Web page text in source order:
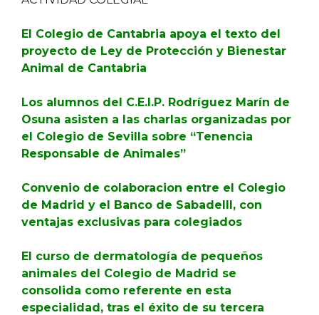
El Colegio de Cantabria apoya el texto del
proyecto de Ley de Protección y Bienestar
Animal de Cantabria
Los alumnos del C.E.I.P. Rodríguez Marín de
Osuna asisten a las charlas organizadas por
el Colegio de Sevilla sobre “Tenencia
Responsable de Animales”
Convenio de colaboracion entre el Colegio
de Madrid y el Banco de Sabadelll, con
ventajas exclusivas para colegiados
El curso de dermatología de pequeños
animales del Colegio de Madrid se
consolida como referente en esta
especialidad, tras el éxito de su tercera